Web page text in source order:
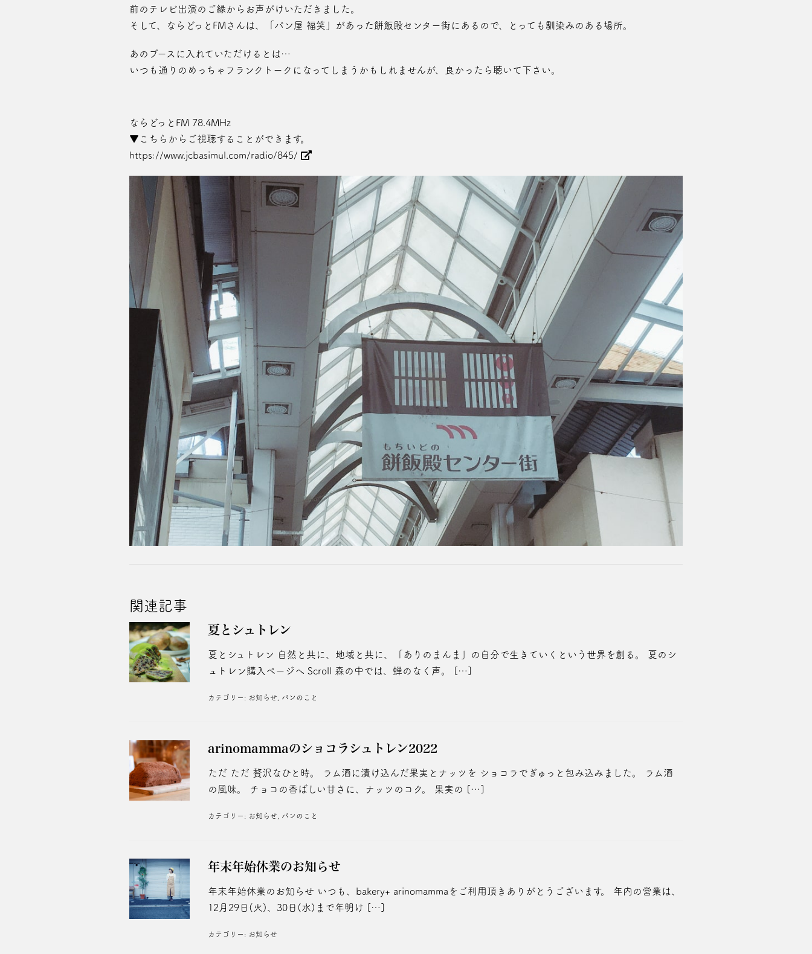
前のテレビ出演のご縁からお声がけいただきました。
そして、ならどっとFMさんは、「パン屋 福笑」があった餅飯殿センター街にあるので、とっても馴染みのある場所。
あのブースに入れていただけるとは…
いつも通りのめっちゃフランクトークになってしまうかもしれませんが、良かったら聴いて下さい。
ならどっとFM 78.4MHz
▼こちらからご視聴することができます。
https://www.jcbasimul.com/radio/845/
関連記事
夏とシュトレン
夏とシュトレン 自然と共に、地域と共に、「ありのまんま」の自分で生きていくという世界を創る。 夏のシ
ュトレン購入ページへ Scroll 森の中では、蝉のなく声。 […]
カテゴリー: お知らせ パンのこと
arinomammaのショコラシュトレン2022
ただ ただ 贅沢なひと時。 ラム酒に漬け込んだ果実とナッツを ショコラでぎゅっと包み込みました。 ラム酒
の風味。 チョコの香ばしい甘さに、ナッツのコク。 果実の […]
カテゴリー: お知らせ パンのこと
年末年始休業のお知らせ
年末年始休業のお知らせ いつも、bakery+ arinomammaをご利用頂きありがとうございます。 年内の営業は、
12月29日(火)、30日(水)まで年明け […]
カテゴリー: お知らせ